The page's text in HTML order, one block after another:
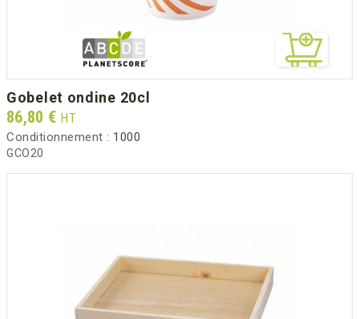
gobelet ondine 20cl
Prix
86,80 € HT
Conditionnement : 1000
GCO20